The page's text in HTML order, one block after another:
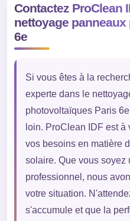
Contactez ProClean
nettoyage
6e
Si vous êtes à la
experte dans le
photovoltaïques Paris
loin. ProClean IDF est
vos besoins en matière
solaire. Que vous soyez
professionnel, nous
votre situation.
s'accumule et que la